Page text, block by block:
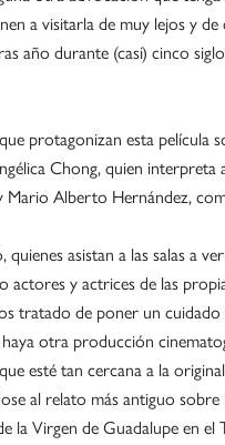
a visitarla de muy lejos y de
año durante (casi) cinco
protagonizan esta película
Chong, quien interpreta
Mario Alberto Hernández,
quienes asistan a las salas a
actores y actrices de las
tratado de poner un
otra producción
esté tan cercana a la
al relato más antiguo sobre
la Virgen de Guadalupe en el